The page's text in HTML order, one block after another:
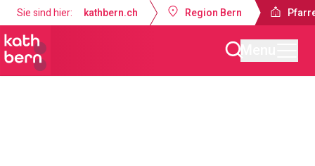
Sie sind hier: kathbern.ch Region Bern